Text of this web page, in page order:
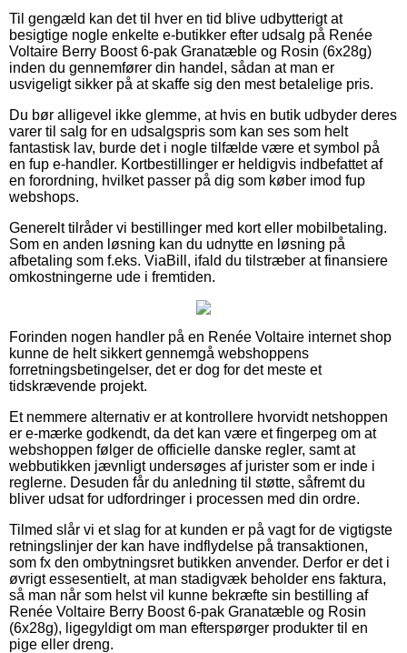
Til gengæld kan det til hver en tid blive udbytterigt at
besigtige nogle enkelte e-butikker efter udsalg på Renée
Voltaire Berry Boost 6-pak Granatæble og Rosin (6x28g)
inden du gennemfører din handel, sådan at man er
usvigeligt sikker på at skaffe sig den mest betalelige pris.
Du bør alligevel ikke glemme, at hvis en butik udbyder deres
varer til salg for en udsalgspris som kan ses som helt
fantastisk lav, burde det i nogle tilfælde være et symbol på
en fup e-handler. Kortbestillinger er heldigvis indbefattet af
en forordning, hvilket passer på dig som køber imod fup
webshops.
Generelt tilråder vi bestillinger med kort eller mobilbetaling.
Som en anden løsning kan du udnytte en løsning på
afbetaling som f.eks. ViaBill, ifald du tilstræber at finansiere
omkostningerne ude i fremtiden.
Forinden nogen handler på en Renée Voltaire internet shop
kunne de helt sikkert gennemgå webshoppens
forretningsbetingelser, det er dog for det meste et
tidskrævende projekt.
Et nemmere alternativ er at kontrollere hvorvidt netshoppen
er e-mærke godkendt, da det kan være et fingerpeg om at
webshoppen følger de officielle danske regler, samt at
webbutikken jævnligt undersøges af jurister som er inde i
reglerne. Desuden får du anledning til støtte, såfremt du
bliver udsat for udfordringer i processen med din ordre.
Tilmed slår vi et slag for at kunden er på vagt for de vigtigste
retningslinjer der kan have indflydelse på transaktionen,
som fx den ombytningsret butikken anvender. Derfor er det i
øvrigt essesentielt, at man stadigvæk beholder ens faktura,
så man når som helst vil kunne bekræfte sin bestilling af
Renée Voltaire Berry Boost 6-pak Granatæble og Rosin
(6x28g), ligegyldigt om man efterspørger produkter til en
pige eller dreng.